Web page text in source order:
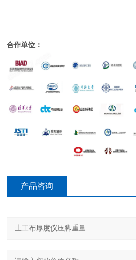
合作单位：
产品咨询